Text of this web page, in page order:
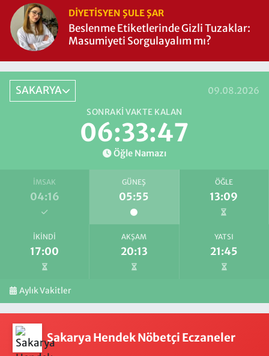
DIYETISYEN ŞULE ŞAR
Beslenme Etiketlerinde Gizli Tuzaklar:
Masumiyeti Sorgulayalım mı?
SAKARYA 09.08.2026
SONRAKI VAKTE KALAN
06:33:46
Öğle Namazı
İMSAK
04:16
GÜNEŞ
05:55
ÖĞLE
13:09
İKINDI
17:00
AKŞAM
20:13
YATSI
21:45
Aylık Vakitler
Sakarya Hendek Nöbetçi Eczaneler